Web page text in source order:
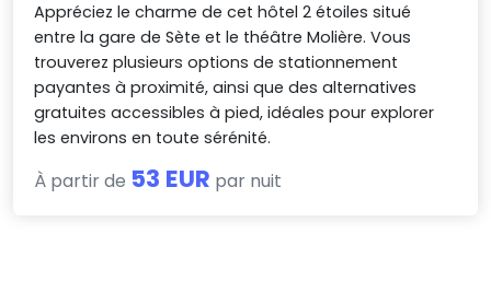
Appréciez le charme de cet hôtel 2 étoiles situé
entre la gare de Sète et le théâtre Molière. Vous
trouverez plusieurs options de stationnement
payantes à proximité, ainsi que des alternatives
gratuites accessibles à pied, idéales pour explorer
les environs en toute sérénité.
À partir de 53 EUR par nuit